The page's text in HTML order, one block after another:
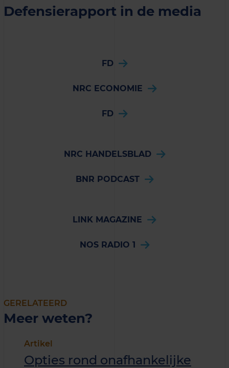
Defensierapport in de media
FD
NRC ECONOMIE
FD
NRC HANDELSBLAD
BNR PODCAST
LINK MAGAZINE
NOS RADIO 1
GERELATEERD
Meer weten?
Artikel
Opties rond onafhankelijke